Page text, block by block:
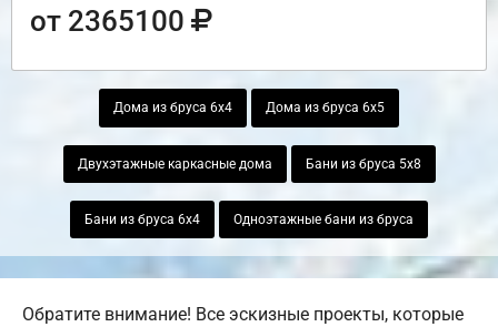
от 2365100
Дома из бруса 6х4 Дома из бруса 6х5
Двухэтажные каркасные дома Бани из бруса 5х8
Бани из бруса 6х4 Одноэтажные бани из бруса
Обратите внимание! Все эскизные проекты, которые